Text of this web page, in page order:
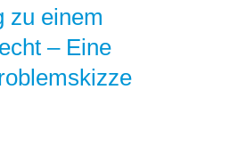
zu einem
– Eine